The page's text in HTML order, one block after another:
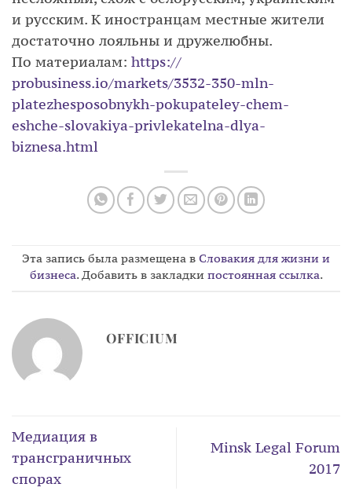
и русским. К иностранцам местные жители
достаточно лояльны и дружелюбны.
По материалам: https://
probusiness.io/markets/3532-350-mln-
platezhesposobnykh-pokupateley-chem-
eshche-slovakiya-privlekatelna-dlya-
biznesa.html
Эта запись была размещена в Словакия для жизни и
бизнеса. Добавить в закладки постоянная ссылка.
OFFICIUM
Медиация в
трансграничных
спорах
Minsk Legal Forum
2017